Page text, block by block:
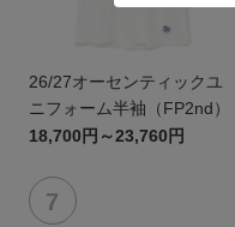
26/27オーセンティックユ
ニフォーム半袖（FP2nd）
18,700円～23,760円